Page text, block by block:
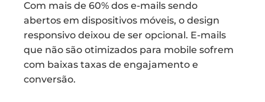
Com mais de 60% dos e-mails sendo
abertos em dispositivos móveis, o design
responsivo deixou de ser opcional. E-mails
que não são otimizados para mobile sofrem
com baixas taxas de engajamento e
conversão.